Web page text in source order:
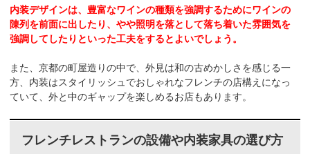
内装デザインは、豊富なワインの種類を強調するためにワインの
陳列を前面に出したり、やや照明を落として落ち着いた雰囲気を
強調してしたりといった工夫をするとよいでしょう。
また、京都の町屋造りの中で、外見は和の古めかしさを感じる一
方、内装はスタイリッシュでおしゃれなフレンチの店構えになっ
ていて、外と中のギャップを楽しめるお店もあります。
フレンチレストランの設備や内装家具の選び方